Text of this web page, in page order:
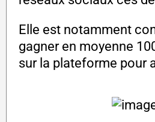
Elle est notamment
gagner en moyenne
sur la plateforme pour